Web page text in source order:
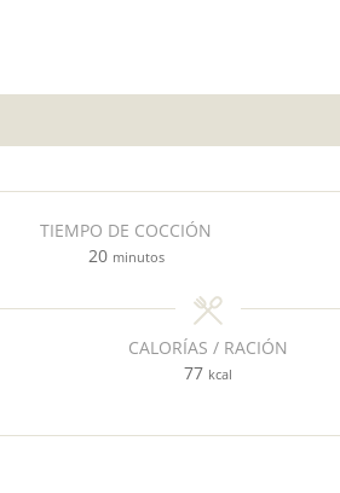
TIEMPO DE COCCIÓN
20m
n
minutos
CALORÍAS / RACIÓN
77 kcal